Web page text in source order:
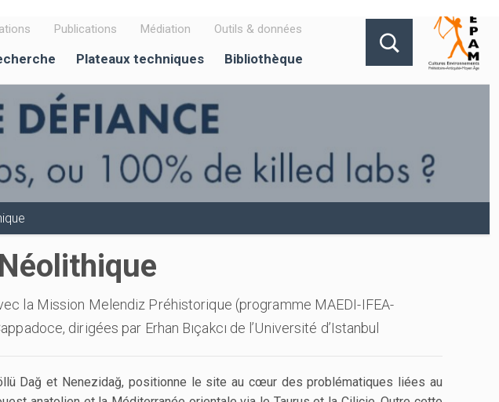
Publications Médiation Outils & données
Plateaux techniques Bibliothèque
la Mission Melendiz Préhistorique (programme MAEDI-IFEA-
dirigées par Erhan Bıçakcı de l’Université d’Istanbul
Dağ et Nenezidağ, positionne le site au cœur des problématiques liées au